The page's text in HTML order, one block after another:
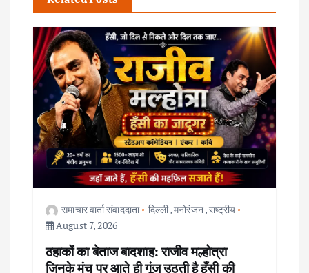
v
g
a
t
समाचार वार्ता संवाददाता दिल्ली,मनोरंजन,राष्ट्रीय
August 7, 2026
ठहाकों का बेताज बादशाह: राजीव मल्होत्रा —
जिनके मंच पर आते ही गूंज उठती है हँसी की